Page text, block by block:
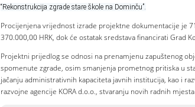
“Rekonstrukcija zgrade stare škole na Dominču”.
Procijenjena vrijednost izrade projektne dokumentacije je
370.000,00 HRK, dok će ostatak sredstava financirati Grad
Projektni prijedlog se odnosi na prenamjenu zapuštenog
spomenute zgrade, osim smanjenja prometnog pritiska u
jačanju administrativnih kapaciteta javnih institucija, kao i
razvojne agencije KORA d.o.o., stvaranju novih radnih